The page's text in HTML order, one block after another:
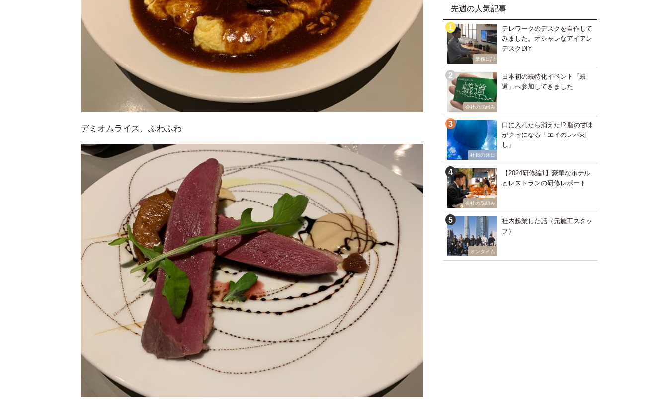
デミオムライス、ふわふわ
先週の人気記事
業務日記
テレワークのデスクを自作して
みました。オシャレなアイアン
デスクDIY
会社の取組み
日本初の蟻特化イベント「蟻
道」へ参加してきました
社員の休日
口に入れたら消えた!? 脂の甘味
がクセになる「エイのレバ刺
し」
会社の取組み
【2024研修編1】豪華なホテル
とレストランの研修レポート
オンタイム
社内起業した話（元施工スタッ
フ）